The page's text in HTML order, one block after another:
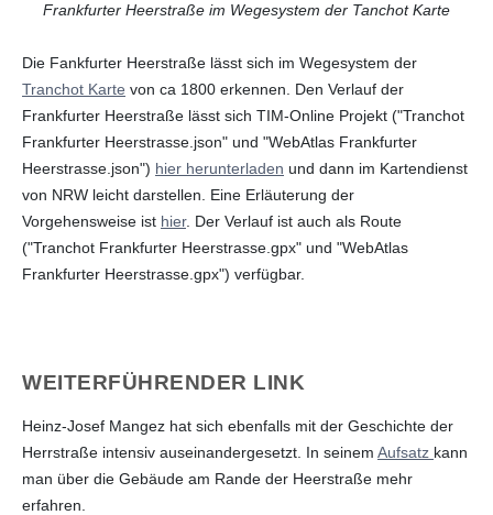
Frankfurter Heerstraße im Wegesystem der Tanchot Karte
Die Fankfurter Heerstraße lässt sich im Wegesystem der
Tranchot Karte von ca 1800 erkennen. Den Verlauf der
Frankfurter Heerstraße lässt sich TIM-Online Projekt ("Tranchot
Frankfurter Heerstrasse.json" und "WebAtlas Frankfurter
Heerstrasse.json") hier herunterladen und dann im Kartendienst
von NRW leicht darstellen. Eine Erläuterung der
Vorgehensweise ist hier. Der Verlauf ist auch als Route
("Tranchot Frankfurter Heerstrasse.gpx" und "WebAtlas
Frankfurter Heerstrasse.gpx") verfügbar.
WEITERFÜHRENDER LINK
Heinz-Josef Mangez hat sich ebenfalls mit der Geschichte der
Herrstraße intensiv auseinandergesetzt. In seinem Aufsatz kann
man über die Gebäude am Rande der Heerstraße mehr
erfahren.